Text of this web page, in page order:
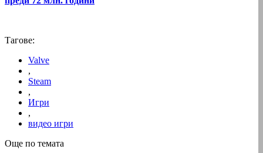
Тагове:
Valve
,
Steam
,
Игри
,
видео игри
Още по темата